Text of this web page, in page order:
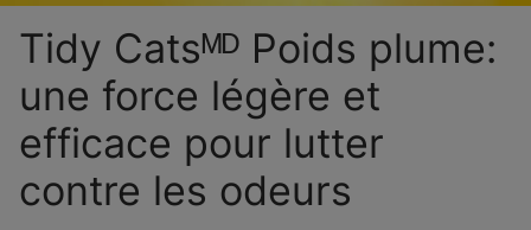
Tidy Catsᴹᴰ Poids plume:
une force légère et
efficace pour lutter
contre les odeurs